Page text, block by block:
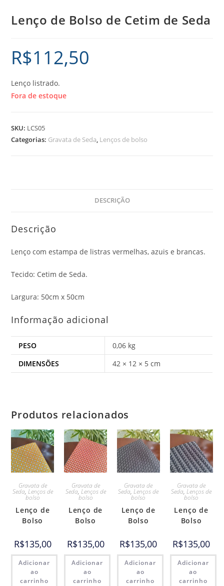
Lenço de Bolso de Cetim de Seda
R$112,50
Lenço listrado.
Fora de estoque
SKU: LCS05
Categorias: Gravata de Seda, Lenços de bolso
DESCRIÇÃO
Descrição
Lenço com estampa de listras vermelhas, azuis e brancas.
Tecido: Cetim de Seda.
Largura: 50cm x 50cm
Informação adicional
PESO
0,06 kg
DIMENSÕES
42 × 12 × 5 cm
Produtos relacionados
Gravata de
Seda, Lenços de
bolso
Lenço de
Bolso
R$135,00
Adicionar
ao
carrinho
Gravata de
Seda, Lenços de
bolso
Lenço de
Bolso
R$135,00
Adicionar
ao
carrinho
Gravata de
Seda,Lenços de
bolso
Lenço de
Bolso
R$135,00
Adicionar
ao
carrinho
Gravata de
Seda,Lenços de
bolso
Lenço de
Bolso
R$135,00
Adicionar
ao
carrinho